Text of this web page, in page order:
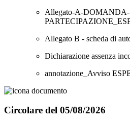
Allegato-A-DOMANDA-
Allegato B - scheda di
Dichiarazione assenza
annotazione_Avviso
Circolare del 05/08/2026